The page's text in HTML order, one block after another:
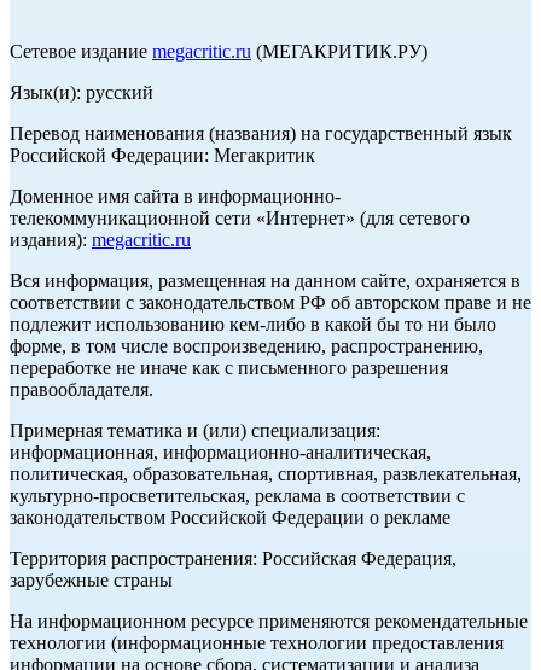
Сетевое издание megacritic.ru (МЕГАКРИТИК.РУ)
Язык(и): русский
Перевод наименования (названия) на государственный язык
Российской Федерации: Мегакритик
Доменное имя сайта в информационно-
телекоммуникационной сети «Интернет» (для сетевого
издания): megacritic.ru
Вся информация, размещенная на данном сайте, охраняется в
соответствии с законодательством РФ об авторском праве и не
подлежит использованию кем-либо в какой бы то ни было
форме, в том числе воспроизведению, распространению,
переработке не иначе как с письменного разрешения
правообладателя.
Примерная тематика и (или) специализация:
информационная, информационно-аналитическая,
политическая, образовательная, спортивная, развлекательная,
культурно-просветительская, реклама в соответствии с
законодательством Российской Федерации о рекламе
Территория распространения: Российская Федерация,
зарубежные страны
На информационном ресурсе применяются рекомендательные
технологии (информационные технологии предоставления
информации на основе сбора, систематизации и анализа